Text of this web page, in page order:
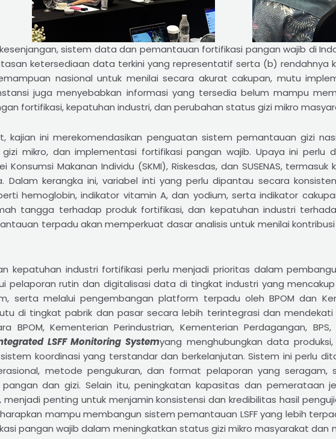
sistem data dan pemantauan fortifikasi pangan wajib di
ketersediaan data terkini yang representatif serta (b) rendahnya
nasional untuk menilai secara akurat cakupan, mutu
juga menyebabkan informasi yang tersedia belum mampu
fortifikasi, kepatuhan industri, dan perubahan status gizi mikro
kajian ini merekomendasikan penguatan sistem pemantauan gizi
mikro, dan implementasi fortifikasi pangan wajib. Upaya ini perlu
Makanan Individu (SKMI), Riskesdas, dan SUSENAS,
kerangka ini, variabel inti yang perlu dipantau secara
hemoglobin, indikator vitamin A, dan yodium, serta indikator
tangga terhadap produk fortifikasi, dan kepatuhan industri
terpadu akan memperkuat dasar analisis untuk menilai kontribusi
kepatuhan industri fortifikasi perlu menjadi prioritas dalam
pelaporan rutin dan digitalisasi data di tingkat industri yang
serta melalui pengembangan platform terpadu oleh BPOM dan
di tingkat pabrik dan pasar secara lebih terintegrasi dan mendekati
Kementerian Perindustrian, Kementerian Perdagangan,
LSFF Monitoring Systemyang menghubungkan data
koordinasi yang terstandar dan berkelanjutan. Sistem ini perlu
metode pengukuran, dan format pelaporan yang seragam,
dan gizi. Selain itu, peningkatan kapasitas dan pemerataan
penting untuk menjamin konsistensi dan kredibilitas hasil
mampu membangun sistem pemantauan LSFF yang lebih
pangan wajib dalam meningkatkan status gizi mikro masyarakat